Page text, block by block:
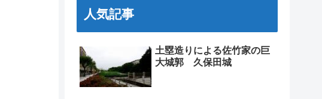
人気記事
土塁造りによる佐竹家の巨
大城郭 久保田城